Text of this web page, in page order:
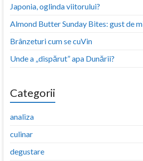
Japonia, oglinda viitorului?
Almond Butter Sunday Bites: gust de
Brânzeturi cum se cuVin
Unde a „dispărut” apa Dunării?
Categorii
analiza
culinar
degustare